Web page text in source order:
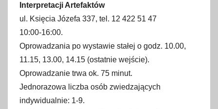
Interpretacji Artefaktów
ul. Księcia Józefa 337, tel. 12 422 51 47
10:00-16:00.
Oprowadzania po wystawie stałej o godz. 10.00,
11.15, 13.00, 14.15 (ostatnie wejście).
Oprowadzanie trwa ok. 75 minut.
Jednorazowa liczba osób zwiedzających
indywidualnie: 1-9.